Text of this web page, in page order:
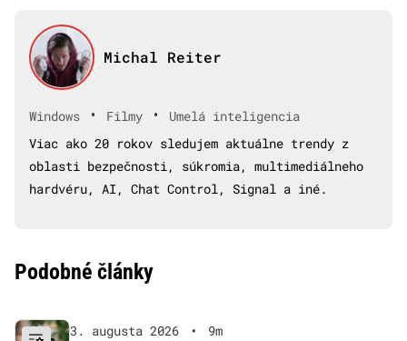
Michal Reiter
Windows • Filmy •
Umelá inteligencia
Viac ako 20 rokov sledujem aktuálne trendy z
oblasti bezpečnosti, súkromia, multimediálneho
hardvéru, AI, Chat Control, Signal a iné.
Podobné články
3. augusta 2026 •
9m